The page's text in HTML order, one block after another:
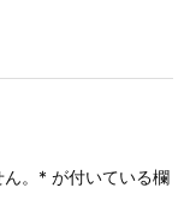
。 * が付いている欄